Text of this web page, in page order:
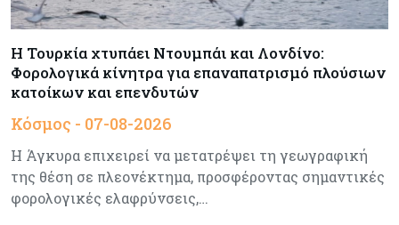
Ενέργεια 07-08-2026
Δαμιανός για GSI: Θετική εξέλιξη η είσοδος της
Meridiam - Σειρά έχει η μελέτη της ΕΤΕπ
Crypto
Γιατί το Bitcoin διχάζει αναλυτές και αγορά
Ελλάδα
Η Τουρκία χτυπάει Ντουμπάι και Λονδίνο:
Φορολογικά κίνητρα για επαναπατρισμό πλούσιων
κατοίκων και επενδυτών
Κόσμος - 07-08-2026
Η Άγκυρα επιχειρεί να μετατρέψει τη γεωγραφική
της θέση σε πλεονέκτημα, προσφέροντας σημαντικές
φορολογικές ελαφρύνσεις,…